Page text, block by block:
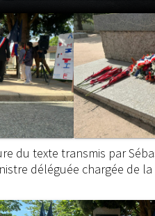
du texte transmis par
déléguée chargée de